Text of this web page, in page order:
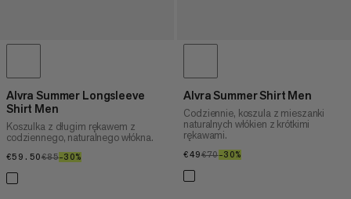
Alvra Summer Longsleeve
Shirt Men
Koszulka z długim rękawem z
codziennego, naturalnego włókna.
€59.50€59.50
€85€85
–30%
Alvra Summer Shirt Men
Codziennie, koszula z mieszanki
naturalnych włókien z krótkimi
rękawami.
€49€49
€70€70
–30%